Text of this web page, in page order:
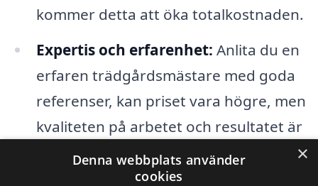
kommer detta att öka totalkostnaden.
Expertis och erfarenhet: Anlita du en
erfaren trädgårdsmästare med goda
referenser, kan priset vara högre, men
kvaliteten på arbetet och resultatet är
ofta värt det.
×
Denna webbplats använder
cookies